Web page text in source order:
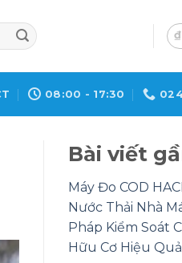
₫
08:00 - 17:30
Bài viết
Máy Đo COD
Nước Thải Nhà
Pháp Kiểm Soát
Hữu Cơ Hiệu Quả